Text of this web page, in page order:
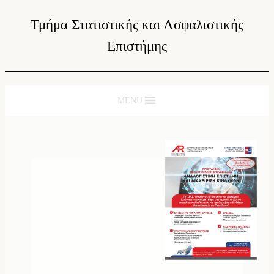
Τμήμα Στατιστικής και Ασφαλιστικής
Επιστήμης
MENU